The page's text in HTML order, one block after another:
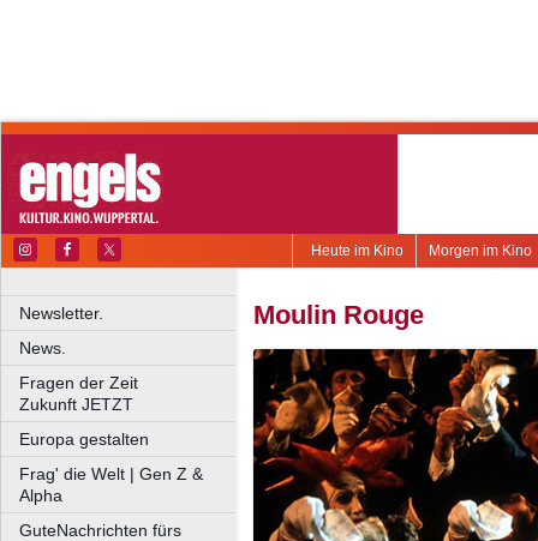
Morgen im Kino
Heute im Kino
Newsletter.
News.
Fragen der Zeit
Zukunft JETZT
Europa gestalten
Frag' die Welt | Gen Z &
Alpha
GuteNachrichten fürs
Moulin Rouge